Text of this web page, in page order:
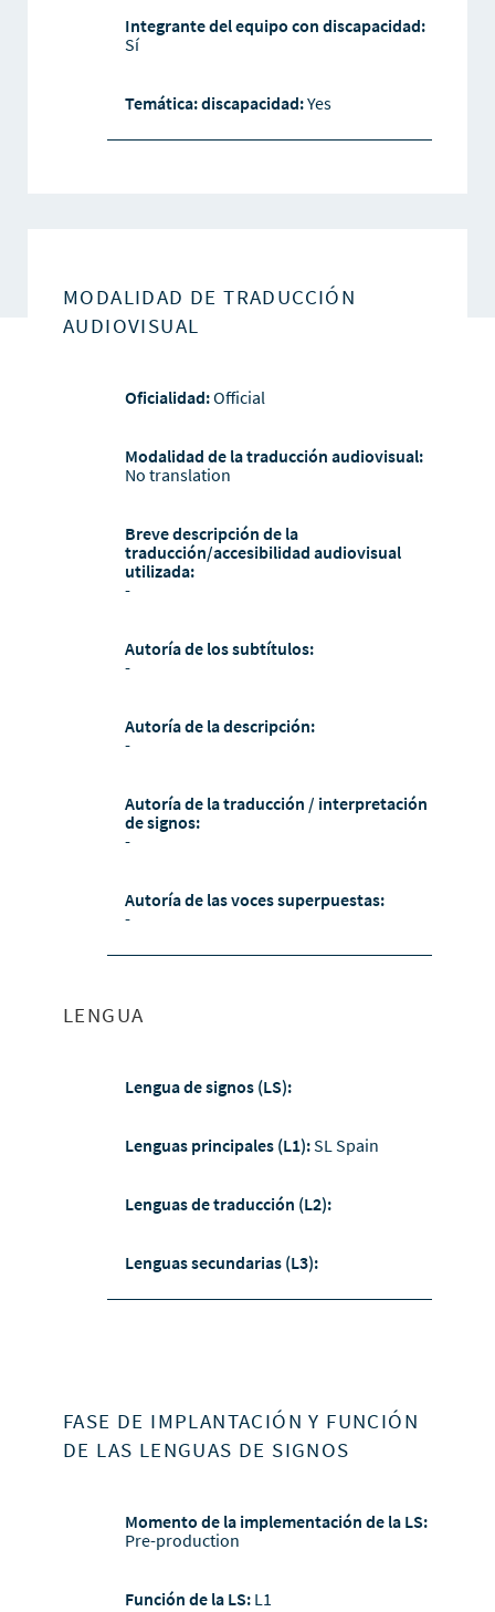
Integrante del equipo con discapacidad:
Sí
Temática: discapacidad:Yes
MODALIDAD DE TRADUCCIÓN
AUDIOVISUAL
Oficialidad:Official
Modalidad de la traducción audiovisual:
No translation
Breve descripción de la
traducción/accesibilidad audiovisual
utilizada:
-
Autoría de los subtítulos:
-
Autoría de la descripción:
-
Autoría de la traducción / interpretación
de signos:
-
Autoría de las voces superpuestas:
-
LENGUA
Lengua de signos (LS):
Lenguas principales (L1):SL Spain
Lenguas de traducción (L2):
Lenguas secundarias (L3):
FASE DE IMPLANTACIÓN Y FUNCIÓN
DE LAS LENGUAS DE SIGNOS
Momento de la implementación de la LS:
Pre-production
Función de la LS: L1